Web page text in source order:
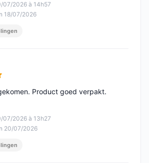
07/2026 à 14h57
18/07/2026
5 van 5
07/2026 à 13h27
20/07/2026
Product goed verpakt.